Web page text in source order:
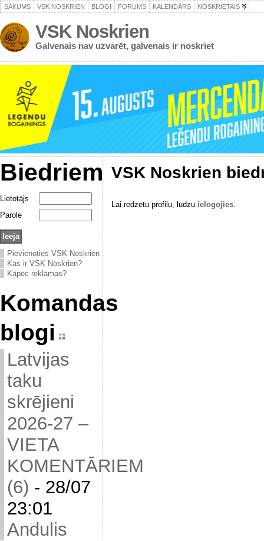
SĀKUMS VSK NOSKRIEN BLOGI FORUMS KALENDĀRS NOSKRIETAIS
VSK Noskrien
Galvenais nav uzvarēt, galvenais ir noskriet
Biedriem
Lietotājs
Parole
Pievienoties VSK Noskrien
Kas ir VSK Noskrien?
Kāpēc reklāmas?
Komandas
blogi
Latvijas
taku
skrējieni
2026-27 –
VIETA
KOMENTĀRIEM
(6) - 28/07
23:01
Andulis
VSK Noskrien
Lai redzētu profilu, lūdzu ielogojies.